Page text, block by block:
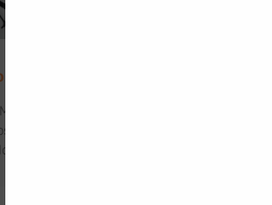
de Jesus à Luz do Espiritismo
OS EVANGELHOS? Os Evangelhos que
feitos de Jesus Cristo foram levados ao
por meio de seus discípulos: